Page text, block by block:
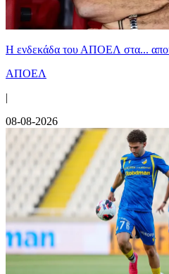
Η ενδεκάδα του ΑΠΟΕΛ στα...
ΑΠΟΕΛ
|
08-08-2026